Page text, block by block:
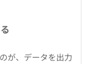
が、データを出力